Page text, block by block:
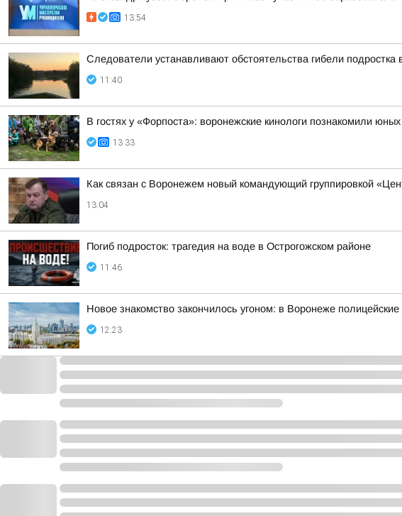
13:54
Следователи устанавливают обстоятельства гибели подростка
11:40
В гостях у «Форпоста»: воронежские кинологи познакомили
13:33
Как связан с Воронежем новый командующий группировкой
13:04
Погиб подросток: трагедия на воде в Острогожском районе
11:46
Новое знакомство закончилось угоном: в Воронеже
12:23